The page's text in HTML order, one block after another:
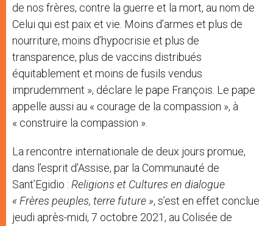
de nos frères, contre la guerre et la mort, au nom de
Celui qui est paix et vie. Moins d’armes et plus de
nourriture, moins d’hypocrisie et plus de
transparence, plus de vaccins distribués
équitablement et moins de fusils vendus
imprudemment », déclare le pape François. Le pape
appelle aussi au « courage de la compassion », à
« construire la compassion ».
La rencontre internationale de deux jours promue,
dans l’esprit d’Assise, par la Communauté de
Sant’Egidio : Religions et Cultures en dialogue
« Frères peuples, terre future », s’est en effet conclue
jeudi après-midi, 7 octobre 2021, au Colisée de